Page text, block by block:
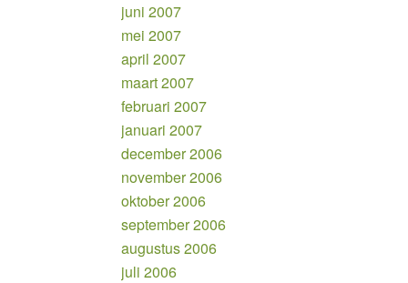
juni 2007
mei 2007
april 2007
maart 2007
februari 2007
januari 2007
december 2006
november 2006
oktober 2006
september 2006
augustus 2006
juli 2006